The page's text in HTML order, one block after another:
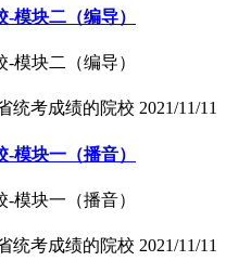
模块二（编导）
模块二（编导）
统考成绩的院校 2021/11/11
模块一（播音）
模块一（播音）
统考成绩的院校 2021/11/11